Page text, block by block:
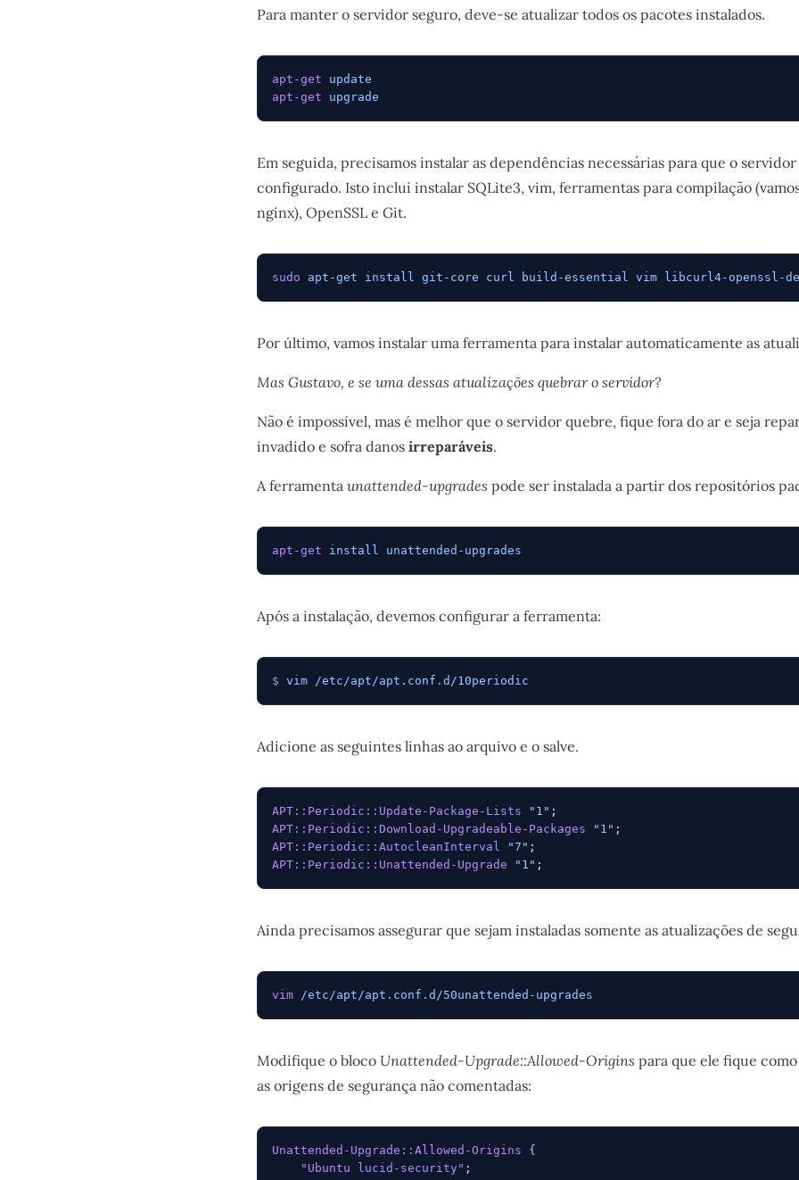
Para manter o servidor seguro, deve-se atualizar todos os pacotes instalados.
apt-get update
apt-get upgrade
Em seguida, precisamos instalar as dependências necessárias para que o servidor
configurado. Isto inclui instalar SQLite3, vim, ferramentas para compilação
nginx), OpenSSL e Git.
sudo apt-get install git-core curl build-essential vim libcurl4-openssl-
Por último, vamos instalar uma ferramenta para instalar automaticamente as
Mas Gustavo, e se uma dessas atualizações quebrar o servidor?
Não é impossível, mas é melhor que o servidor quebre, fique fora do ar e seja
invadido e sofra danos irreparáveis.
A ferramenta unattended-upgrades pode ser instalada a partir dos repositórios
apt-get install unattended-upgrades
Após a instalação, devemos configurar a ferramenta:
$ vim /etc/apt/apt.conf.d/10periodic
Adicione as seguintes linhas ao arquivo e o salve.
APT::Periodic::Update-Package-Lists "1" ;
APT::Periodic::Download-Upgradeable-Packages "1" ;
APT::Periodic::AutocleanInterval
"7" ;
APT::Periodic::Unattended-Upgrade "1" ;
Ainda precisamos assegurar que sejam instaladas somente as atualizações de
vim /etc/apt/apt.conf.d/50unattended-upgrades
Modifique o bloco Unattended-Upgrade::Allowed-Origins para que ele fique
as origens de segurança não comentadas:
Unattended-Upgrade::Allowed-Origins {
    "Ubuntu lucid-security"
;